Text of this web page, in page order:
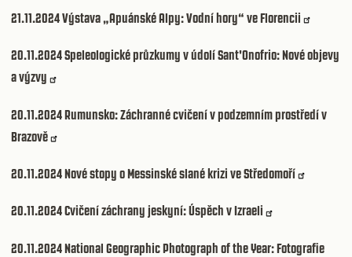
21.11.2024Výstava „Apuánské Alpy: Vodní hory“ ve Florencii
20.11.2024Speleologické průzkumy v údolí Sant'Onofrio: Nové objevy
a výzvy
20.11.2024Rumunsko: Záchranné cvičení v podzemním prostředí v
Brazově
20.11.2024Nové stopy o Messinské slané krizi ve Středomoří
20.11.2024Cvičení záchrany jeskyní: Úspěch v Izraeli
20.11.2024National Geographic Photograph of the Year: Fotografie